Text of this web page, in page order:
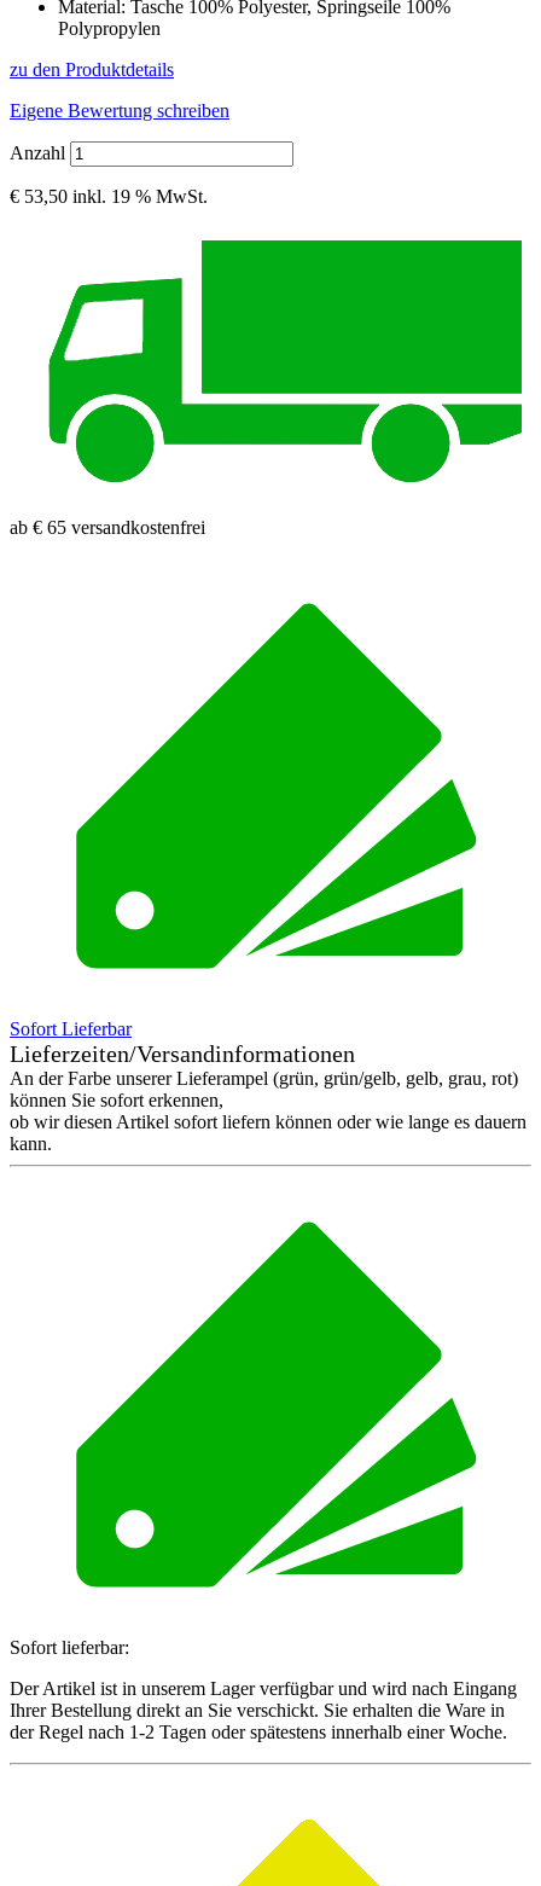
Material: Tasche 100% Polyester, Springseile 100%
Polypropylen
zu den Produktdetails
Eigene Bewertung schreiben
Anzahl
€ 53,50 inkl. 19 % MwSt.
ab € 65 versandkostenfrei
Sofort Lieferbar
Lieferzeiten/Versandinformationen
An der Farbe unserer Lieferampel (grün, grün/gelb, gelb, grau, rot)
können Sie sofort erkennen,
ob wir diesen Artikel sofort liefern können oder wie lange es dauern
kann.
Sofort lieferbar:
Der Artikel ist in unserem Lager verfügbar und wird nach Eingang
Ihrer Bestellung direkt an Sie verschickt. Sie erhalten die Ware in
der Regel nach 1-2 Tagen oder spätestens innerhalb einer Woche.